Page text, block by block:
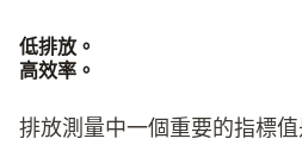
低排放。
高效率。
排放測量中一個重要的指標